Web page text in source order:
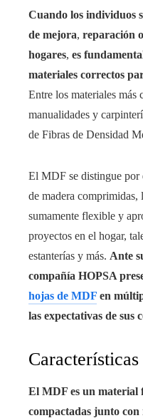
Cuando los individuos
de mejora, reparación
hogares, es
materiales correctos
Entre los materiales más
manualidades y
de Fibras de Densidad
El MDF se distingue por
de madera comprimidas,
sumamente flexible y
proyectos en el hogar,
estanterías y más. Ante
compañía HOPSA
hojas de MDF en
las expectativas de sus
El MDF es un material
compactadas junto con